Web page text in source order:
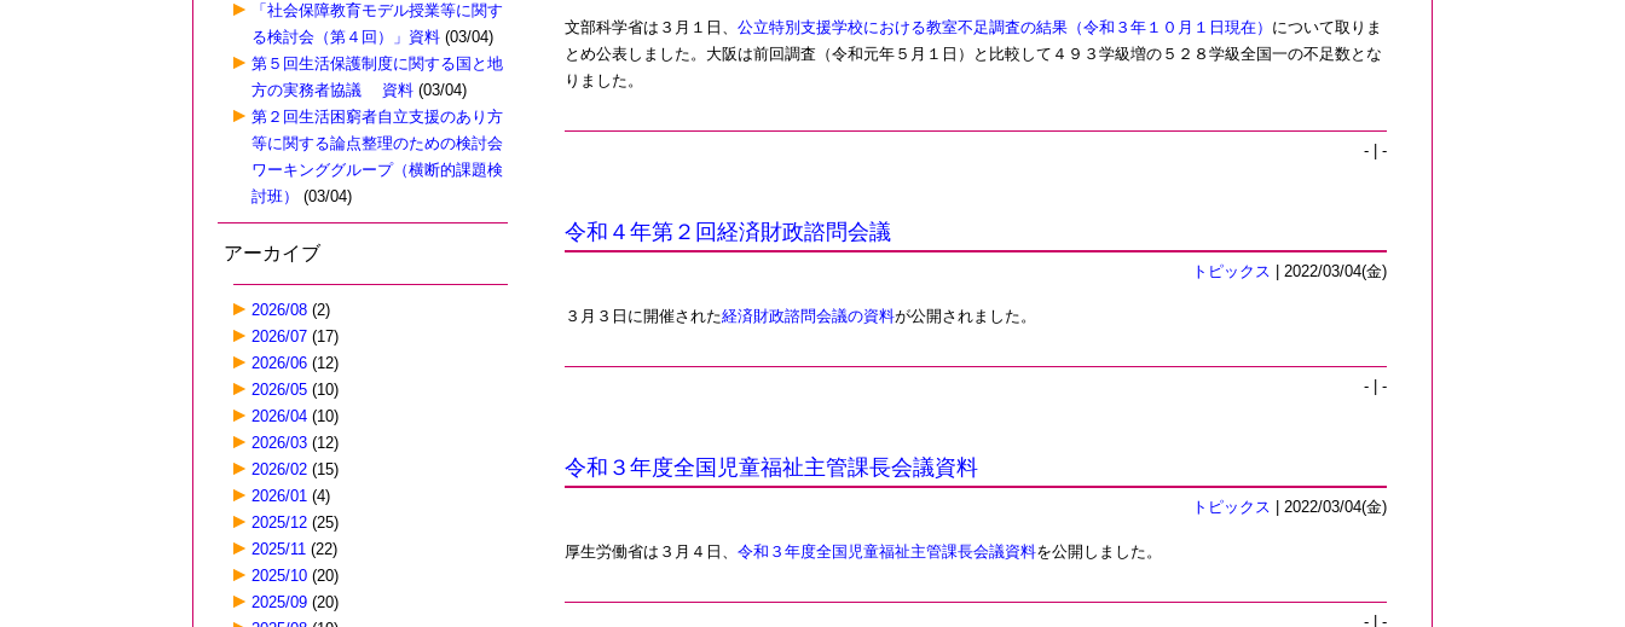
「社会保障教育モデル授業等に関す
る検討会（第４回）」資料 (03/04)
第５回生活保護制度に関する国と地
方の実務者協議 資料 (03/04)
第２回生活困窮者自立支援のあり方
等に関する論点整理のための検討会
ワーキンググループ（横断的課題検
討班）
(03/04)
アーカイブ
2026/08 (2)
2026/07 (17)
2026/06 (12)
2026/05 (10)
2026/04 (10)
2026/03 (12)
2026/02 (15)
2026/01 (4)
2025/12 (25)
2025/11 (22)
2025/10 (20)
2025/09 (20)
文部科学省は３月１日、 公立特別支援学校における教室不足調査の結果（令和３年１０月１日現在） について取りま
とめ公表しました。大阪は前回調査（令和元年５月１日）と比較して４９３学級増の５２８学級全国一の不足数とな
りました。
- | -
令和４年第２回経済財政諮問会議
トピックス | 2022/03/04(金)
３月３日に開催された経済財政諮問会議の資料が公開されました。
- | -
令和３年度全国児童福祉主管課長会議資料
トピックス | 2022/03/04(金)
厚生労働省は３月４日、 令和３年度全国児童福祉主管課長会議資料を公開しました。
- | -